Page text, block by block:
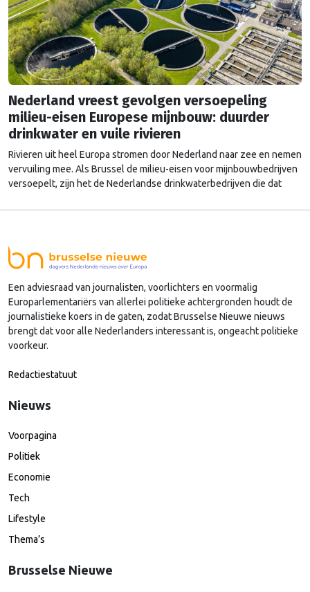
Nederland vreest gevolgen versoepeling
milieu-eisen Europese mijnbouw: duurder
drinkwater en vuile rivieren
Rivieren uit heel Europa stromen door Nederland naar zee en nemen
vervuiling mee. Als Brussel de milieu-eisen voor mijnbouwbedrijven
versoepelt, zijn het de Nederlandse drinkwaterbedrijven die dat
Een adviesraad van journalisten, voorlichters en voormalig
Europarlementariërs van allerlei politieke achtergronden houdt de
journalistieke koers in de gaten, zodat Brusselse Nieuwe nieuws
brengt dat voor alle Nederlanders interessant is, ongeacht politieke
voorkeur.
Redactiestatuut
Nieuws
Voorpagina
Politiek
Economie
Tech
Lifestyle
Thema’s
Brusselse Nieuwe